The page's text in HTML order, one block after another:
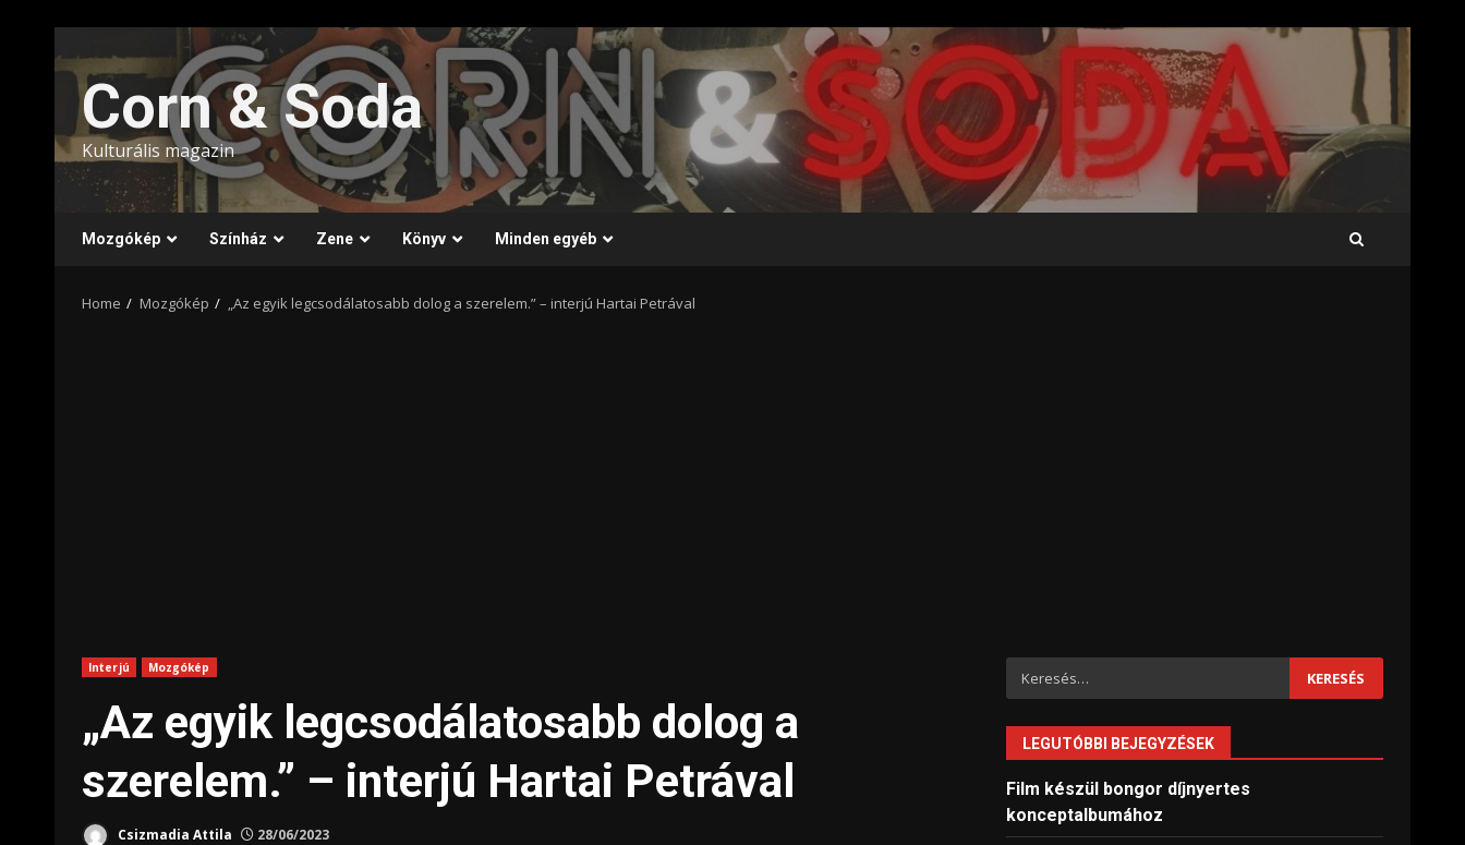
to
content
Corn & Soda
Kulturális magazin
Mozgókép Színház Zene Könyv Minden egyéb
Home Mozgókép „Az egyik legcsodálatosabb dolog a szerelem.” – interjú Hartai Petrával
Interjú Mozgókép
„Az egyik legcsodálatosabb dolog a
szerelem.” – interjú Hartai Petrával
Csizmadia Attila 28/06/2023
Keresés:
LEGUTÓBBI BEJEGYZÉSEK
Film készül bongor díjnyertes
konceptalbumához